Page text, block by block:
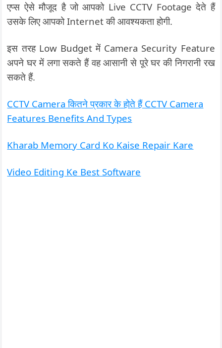
एप्स ऐसे मौजूद है जो आपको Live CCTV Footage देते हैं
उसके लिए आपको Internet की आवश्यकता होगी.
इस तरह Low Budget में Camera Security Feature
अपने घर में लगा सकते हैं वह आसानी से पूरे घर की निगरानी रख
सकते हैं.
CCTV Camera कितने प्रकार के होते हैं CCTV Camera
Features Benefits And Types
Kharab Memory Card Ko Kaise Repair Kare
Video Editing Ke Best Software